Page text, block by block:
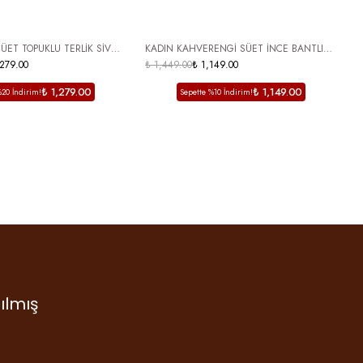
TOPUKLU TERLİK SİVRİ
ASİMETRİK KESİM
İndirim!₺ 1,279.00
ÜCRETSİZ KARGO
KADIN KAHVERENGİ SÜET İNCE BANTLI
KÜT BURUN PARMAK ARASI DOLGU
TOPUKLU TERLİK VELAY
₺ 1,449.00₺ 1,149.00
Sepette %10 İndirim!₺ 1,149.00